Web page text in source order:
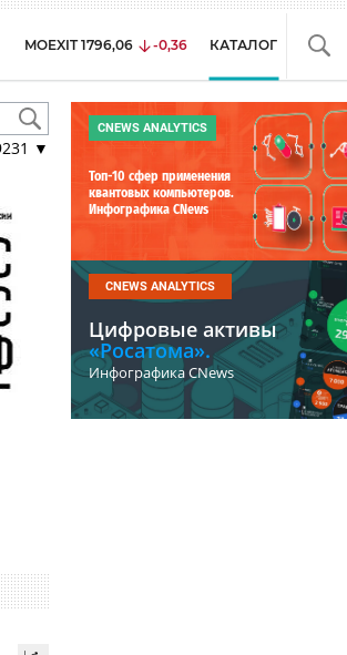
MOEXIT 1796,06 -0,36 КАТАЛОГ
▼
CNEWS ANALYTICS
Топ-10 сфер применения
квантовых компьютеров.
Инфографика CNews
CNEWS ANALYTICS
Цифровые активы
«Росатома».
Инфографика CNews